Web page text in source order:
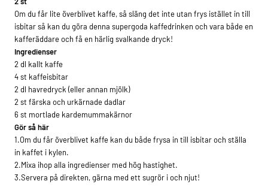
Om du får lite överblivet kaffe, så släng det inte utan frys istället in till
isbitar så kan du göra denna supergoda kaffedrinken och vara både en
kafferäddare och få en härlig svalkande dryck!
Ingredienser
2 dl kallt kaffe
4 st kaffeisbitar
2 dl havredryck (eller annan mjölk)
2 st färska och urkärnade dadlar
6 st mortlade kardemummakärnor
Gör så här
1.Om du får överblivet kaffe kan du både frysa in till isbitar och ställa
in kaffet i kylen.
2.Mixa ihop alla ingredienser med hög hastighet.
3.Servera på direkten, gärna med ett sugrör i och njut!